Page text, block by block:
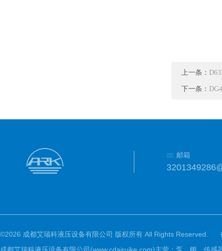
上一条：
下一条：
邮箱
©2026 成都艾瑞科液压设备有限公司 版权所有 All Rights Reserved.